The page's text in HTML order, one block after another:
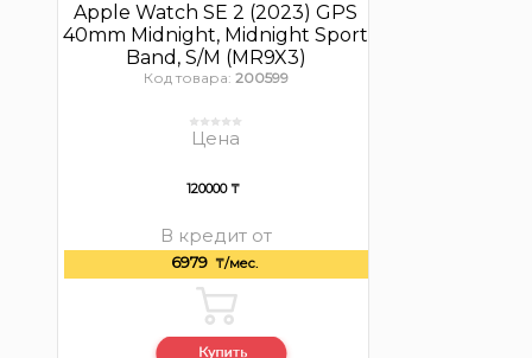
Apple Watch SE 2 (2023) GPS
40mm Midnight, Midnight Sport
Band, S/M (MR9X3)
Код товара: 200599
Цена
120000 ₸
В кредит от
6979 ₸/мес.